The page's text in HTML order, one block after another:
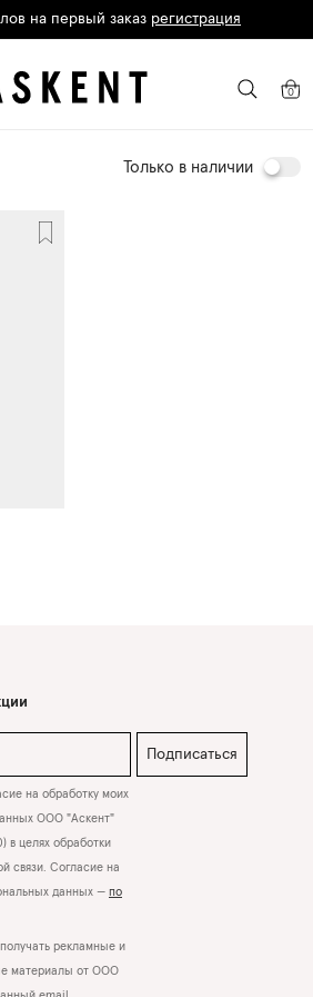
на первый заказ регистрация
Москва 0
Только в наличии
Подписаться
на обработку моих
ООО "Аскент"
в целях обработки
связи. Согласие на
данных — по
получать рекламные и
материалы от ООО